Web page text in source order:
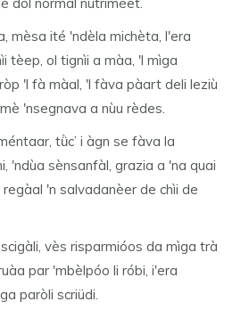
mèsa ité 'ndèla michèta, l'era
tèep, ol tignìi a màa, 'l mìga
'l fà màal, 'l fàva pàart deli leziù
'nsegnava a nùu rèdes.
tǜc’ i àgn se fàva la
'ndùa sènsanfàl, grazia a 'na quai
'n salvadanèer de chìi de
vès risparmióos da mìga trà
par 'mbèlpóo li róbi, i'era
paròli scriüdi.